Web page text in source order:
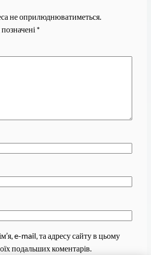
не оприлюднюватиметься.
*
e-mail, та адресу сайту в цьому
подальших коментарів.